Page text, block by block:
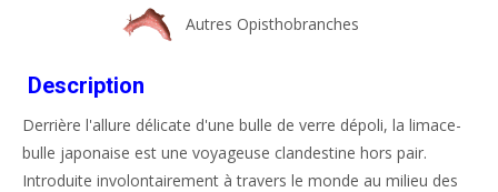
Autres Opisthobranches
Description
Derrière l'allure délicate d'une bulle de verre dépoli, la limace-
bulle japonaise est une voyageuse clandestine hors pair.
Introduite involontairement à travers le monde au milieu des